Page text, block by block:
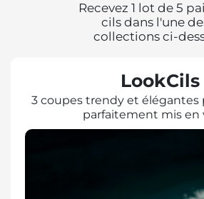
Recevez 1 lot de 5
cils dans l'une
collections ci-
LookCils
3 coupes trendy et élégantes
parfaitement mis en